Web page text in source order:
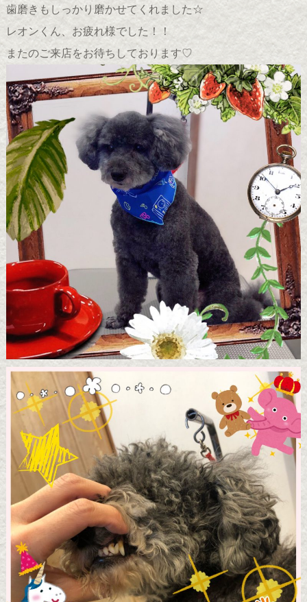
歯磨きもしっかり磨かせてくれました☆
レオンくん、お疲れ様でした！！
またのご来店をお待ちしております♡